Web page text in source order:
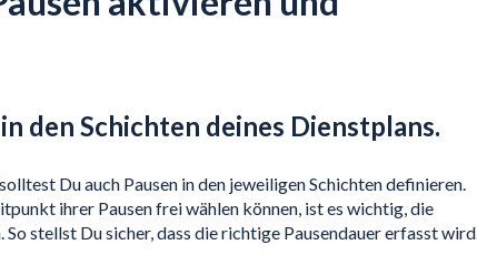
den Schichten deines Dienstplans.
Du auch Pausen in den jeweiligen Schichten definieren.
ihrer Pausen frei wählen können, ist es wichtig, die
stellst Du sicher, dass die richtige Pausendauer erfasst wird.